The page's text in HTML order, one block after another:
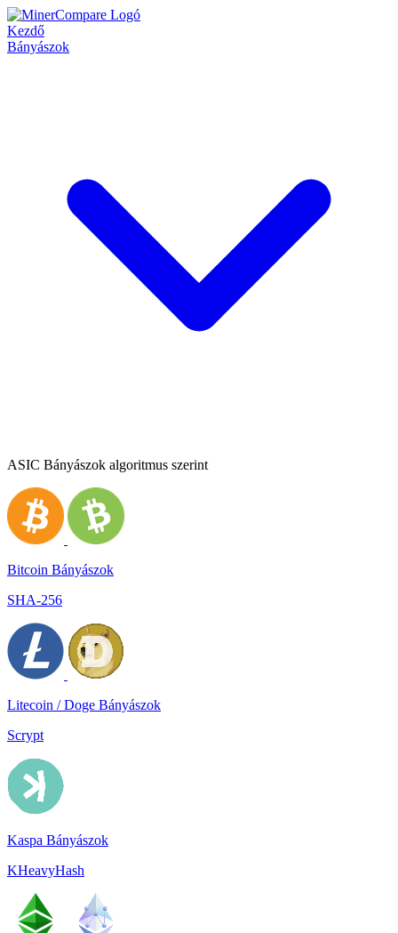
Kezdő
Bányászok
ASIC Bányászok algoritmus szerint
Bitcoin Bányászok
SHA-256
Litecoin / Doge Bányászok
Scrypt
Kaspa Bányászok
KHeavyHash